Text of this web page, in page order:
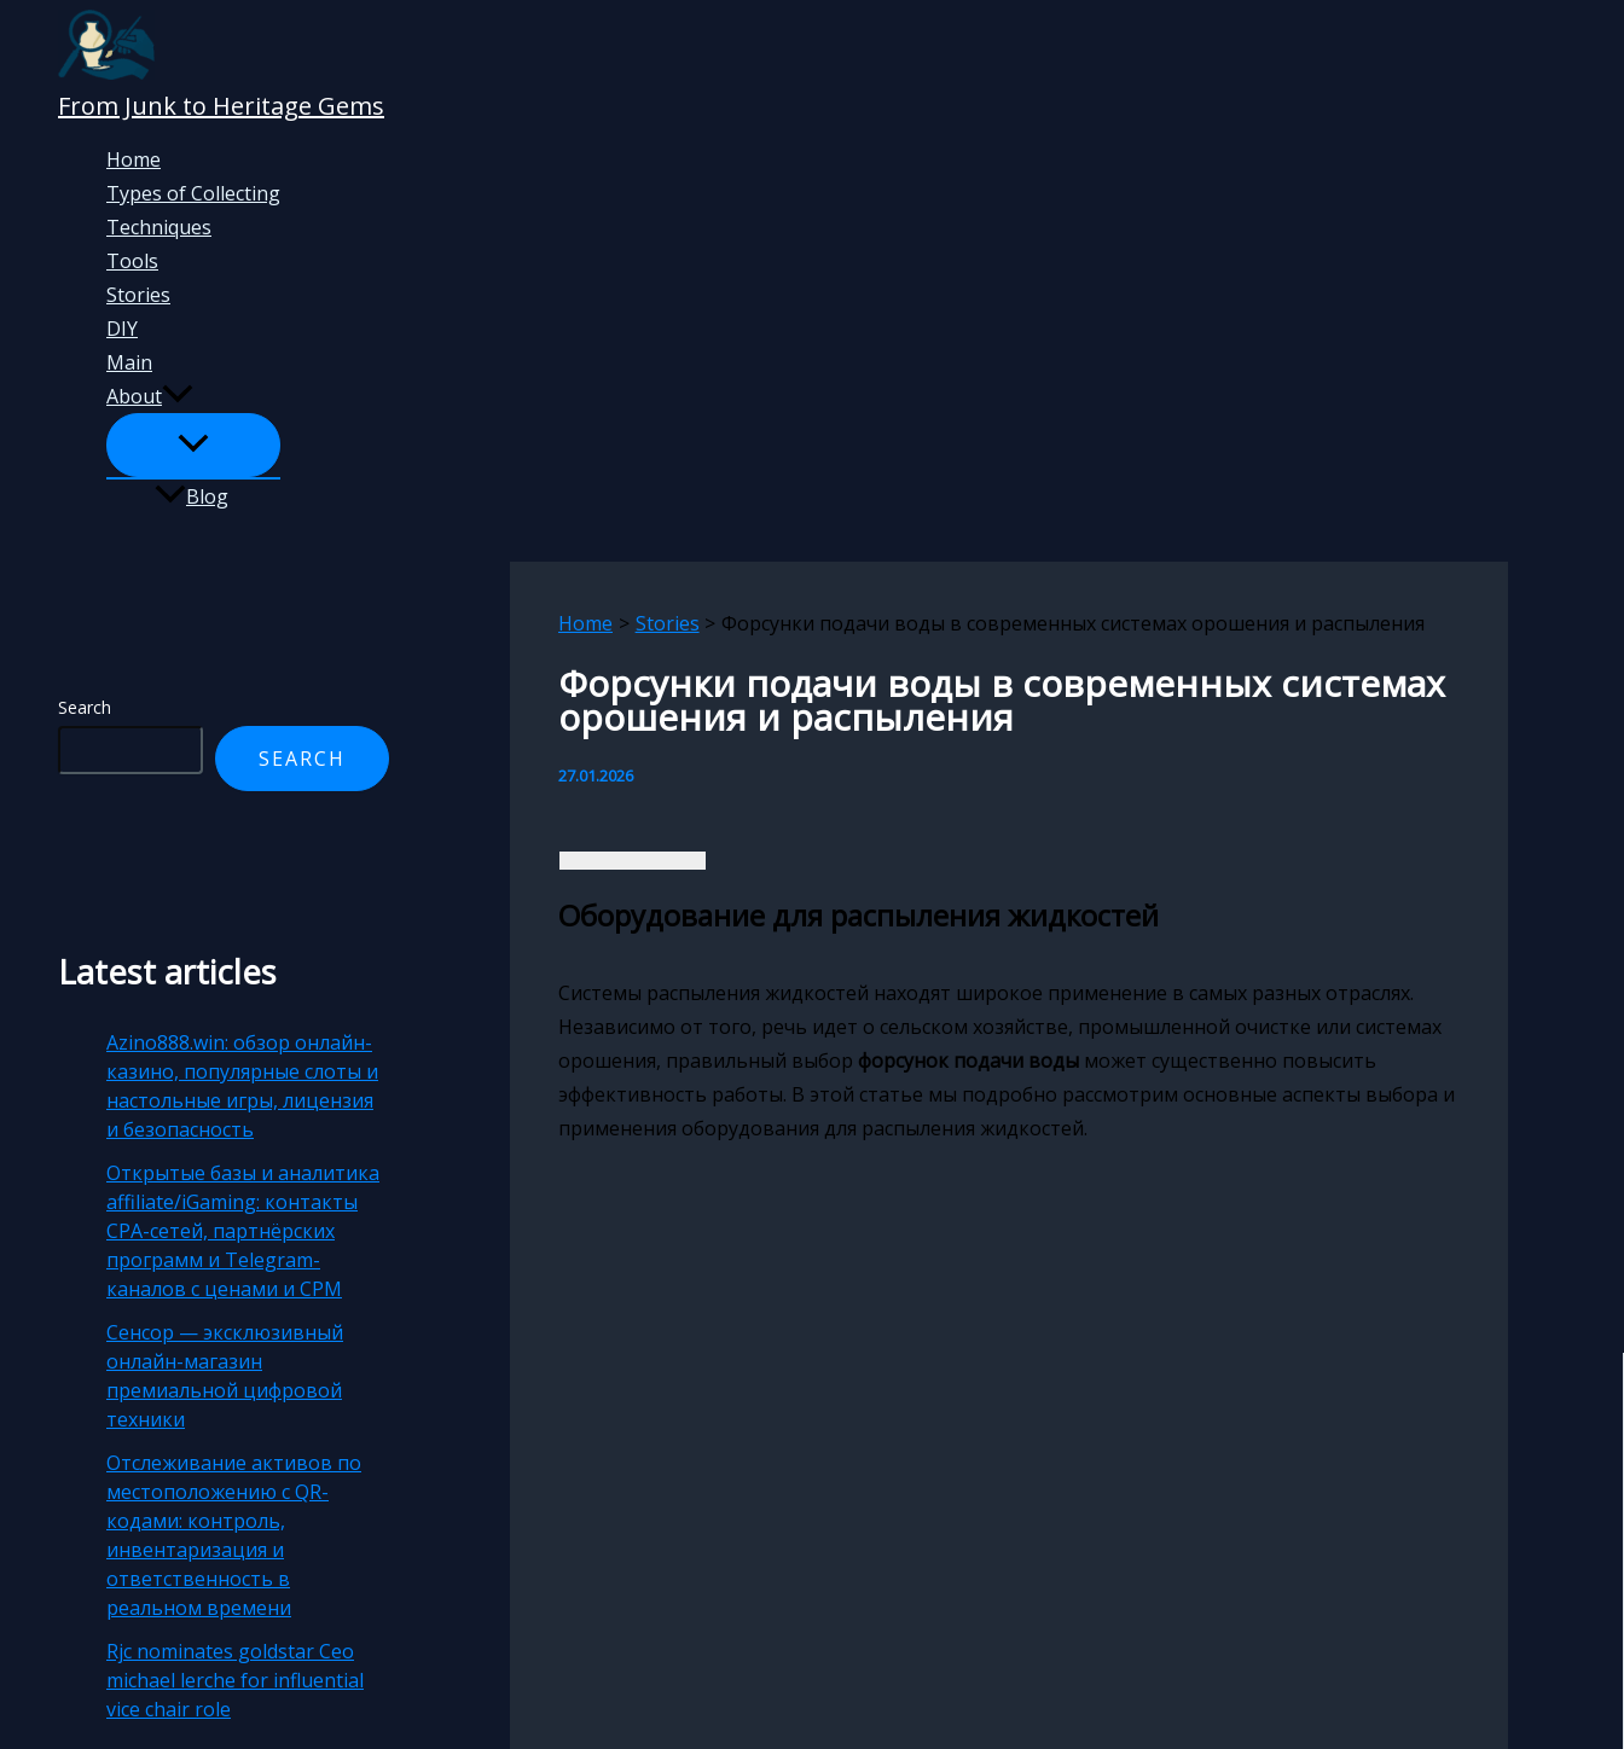
contentFrom Junk to Heritage Gems
Home
Types of Collecting
Techniques
Tools
Stories
DIY
Main
About
Blog
Search
SEARCH
Latest articles
Azino888.win: обзор онлайн-
казино, популярные слоты и
настольные игры, лицензия
и безопасность
Открытые базы и аналитика
affiliate/iGaming: контакты
CPA-сетей, партнёрских
программ и Telegram-
каналов с ценами и CPM
Сенсор — эксклюзивный
онлайн-магазин
премиальной цифровой
техники
Отслеживание активов по
местоположению с QR-
кодами: контроль,
инвентаризация и
ответственность в
реальном времени
Rjc nominates goldstar Ceo
michael lerche for influential
vice chair role
Home Stories Форсунки подачи воды в современных системах орошения и распыления
Форсунки подачи воды в современных системах
орошения и распыления
27.01.2026
Оборудование для распыления жидкостей
Системы распыления жидкостей находят широкое применение в самых разных отраслях.
Независимо от того, речь идет о сельском хозяйстве, промышленной очистке или системах
орошения, правильный выбор форсунок подачи воды может существенно повысить
эффективность работы. В этой статье мы подробно рассмотрим основные аспекты выбора и
применения оборудования для распыления жидкостей.